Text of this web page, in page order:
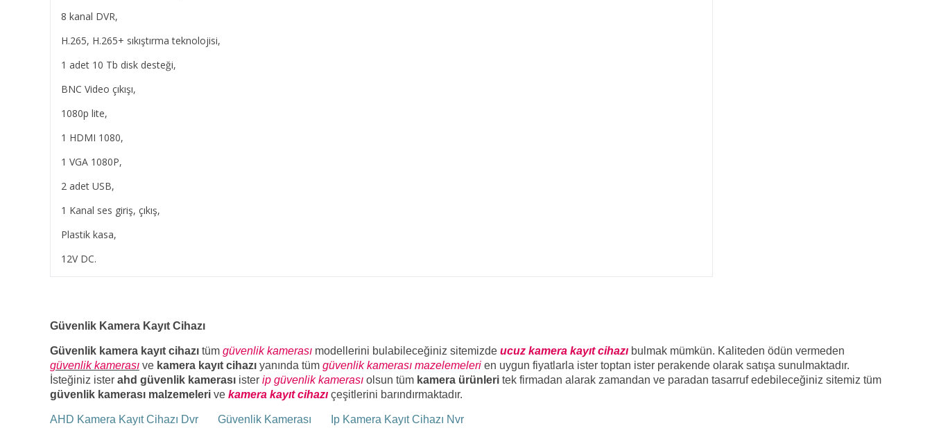
8 kanal DVR,
H.265, H.265+ sıkıştırma teknolojisi,
1 adet 10 Tb disk desteği,
BNC Video çıkışı,
1080p lite,
1 HDMI 1080,
1 VGA 1080P,
2 adet USB,
1 Kanal ses giriş, çıkış,
Plastik kasa,
12V DC.
Güvenlik Kamera Kayıt Cihazı
Güvenlik kamera kayıt cihazı tüm güvenlik kamerası modellerini bulabileceğiniz sitemizde ucuz kamera kayıt cihazı bulmak mümkün. Kaliteden ödün vermeden
güvenlik kamerası ve kamera kayıt cihazı yanında tüm güvenlik kamerası mazelemeleri en uygun fiyatlarla ister toptan ister perakende olarak satışa sunulmaktadır.
İsteğiniz ister ahd güvenlik kamerası ister ip güvenlik kamerası olsun tüm kamera ürünleri tek firmadan alarak zamandan ve paradan tasarruf edebileceğiniz sitemiz tüm
güvenlik kamerası malzemeleri ve kamera kayıt cihazı çeşitlerini barındırmaktadır.
AHD Kamera Kayıt Cihazı Dvr Güvenlik Kamerası Ip Kamera Kayıt Cihazı Nvr